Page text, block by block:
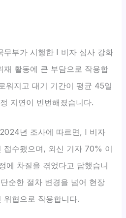
무부가 시행한 I 비자 심사 강화
재 활동에 큰 부담으로 작용합
워지고 대기 기간이 평균 45일
지연이 빈번해졌습니다.
년 조사에 따르면, I 비자
접수됐으며, 외신 기자 70% 이
에 차질을 겪었다고 답했습니
순한 절차 변경을 넘어 현장
위협으로 작용합니다.